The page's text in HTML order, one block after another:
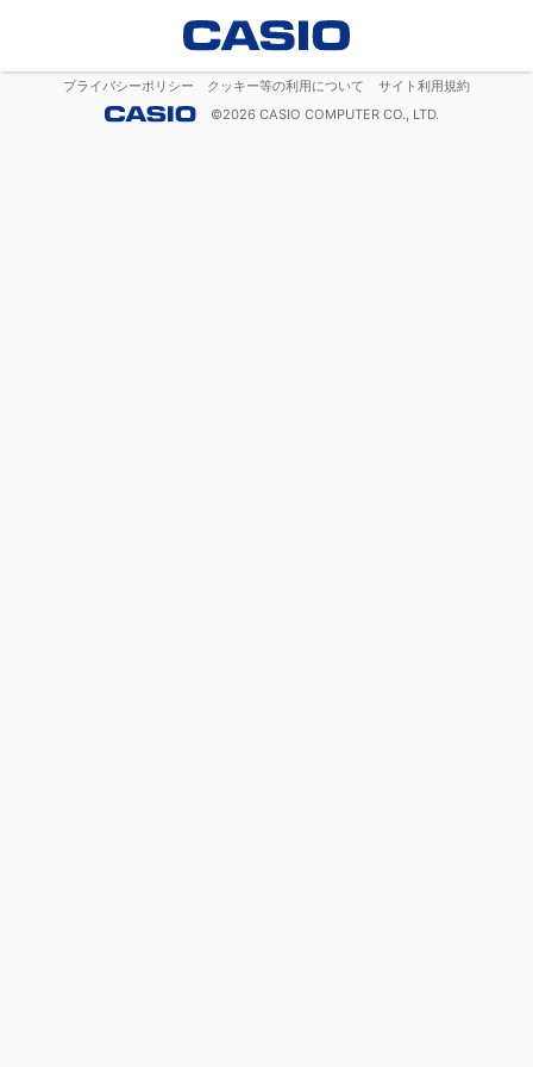
プライバシーポリシー クッキー等の利用について
サイト利用規約
©2026 CASIO COMPUTER CO., LTD.